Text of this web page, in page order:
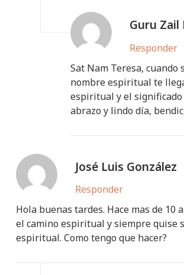
Guru Zail
Responder
Sat Nam Teresa, cuando
nombre espiritual te
espiritual y el significado
abrazo y lindo día,
José Luis González
Responder
Hola buenas tardes. Hace mas de 10
el camino espiritual y siempre quise
espiritual. Como tengo que hacer?